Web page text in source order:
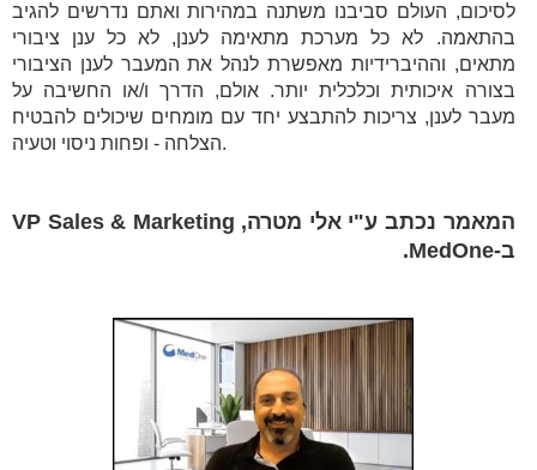
לסיכום, העולם סביבנו משתנה במהירות ואתם נדרשים להגיב
בהתאמה. לא כל מערכת מתאימה לענן, לא כל ענן ציבורי
מתאים, וההיברידיות מאפשרת לנהל את המעבר לענן הציבורי
בצורה איכותית וכלכלית יותר. אולם, הדרך ו/או החשיבה על
מעבר לענן, צריכות להתבצע יחד עם מומחים שיכולים להבטיח
הצלחה - ופחות ניסוי וטעיה.
המאמר נכתב ע"י אלי מטרה, VP Sales & Marketing
ב-MedOne.